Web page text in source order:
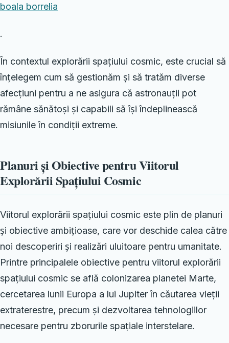
boala borrelia
.
În contextul explorării spațiului cosmic, este crucial să
înțelegem cum să gestionăm și să tratăm diverse
afecțiuni pentru a ne asigura că astronauții pot
rămâne sănătoși și capabili să își îndeplinească
misiunile în condiții extreme.
Planuri și Obiective pentru Viitorul
Explorării Spațiului Cosmic
Viitorul explorării spațiului cosmic este plin de planuri
și obiective ambițioase, care vor deschide calea către
noi descoperiri și realizări uluitoare pentru umanitate.
Printre principalele obiective pentru viitorul explorării
spațiului cosmic se află colonizarea planetei Marte,
cercetarea lunii Europa a lui Jupiter în căutarea vieții
extraterestre, precum și dezvoltarea tehnologiilor
necesare pentru zborurile spațiale interstelare.